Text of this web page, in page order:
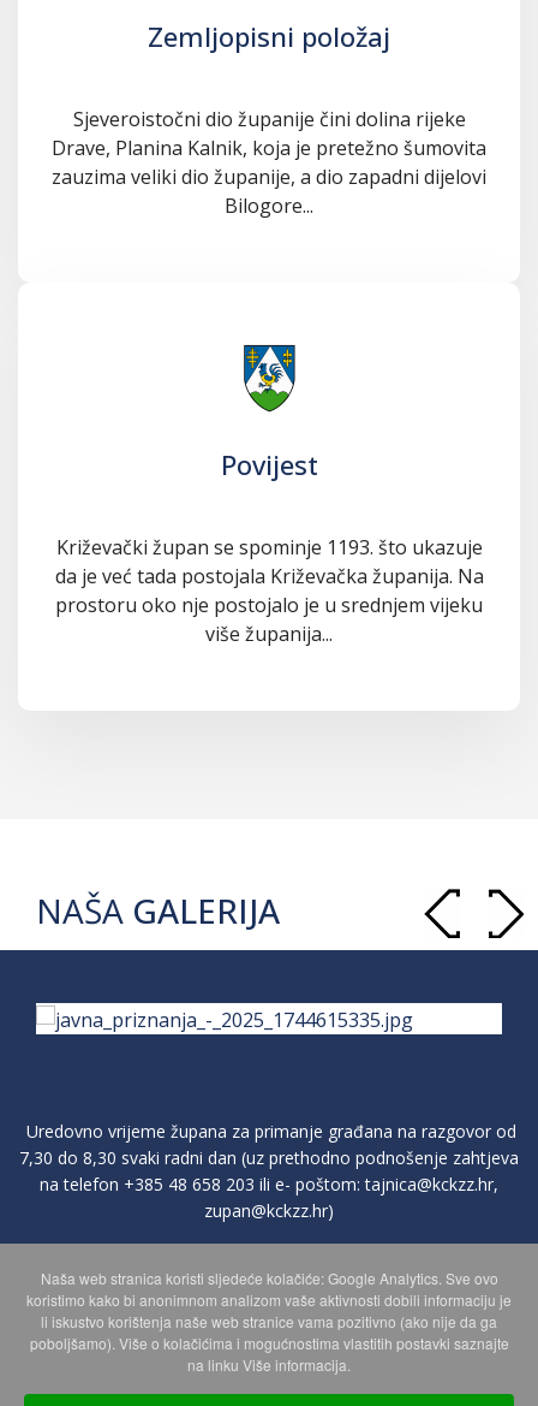
Zemljopisni položaj
Sjeveroistočni dio županije čini dolina rijeke
Drave, Planina Kalnik, koja je pretežno šumovita
zauzima veliki dio županije, a dio zapadni dijelovi
Bilogore...
Povijest
Križevački župan se spominje 1193. što ukazuje
da je već tada postojala Križevačka županija. Na
prostoru oko nje postojalo je u srednjem vijeku
više županija...
NAŠA GALERIJA
Uredovno vrijeme župana za primanje građana na razgovor od
7,30 do 8,30 svaki radni dan (uz prethodno podnošenje zahtjeva
na telefon +385 48 658 203 ili e- poštom:tajnica@kckzz.hr,
zupan@kckzz.hr)
POLITIKA ZAŠTITE PRIVATNOSTI OSOBNIH PODATAKA
MAPA WEBA
Naša web stranica koristi sljedeće kolačiće: Google Analytics. Sve ovo
koristimo kako bi anonimnom analizom vaše aktivnosti dobili informaciju je
li iskustvo korištenja naše web stranice vama pozitivno (ako nije da ga
poboljšamo). Više o kolačićima i mogućnostima vlastitih postavki saznajte
na linku Više informacija.